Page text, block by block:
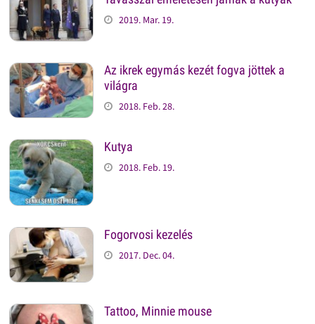
2019. Mar. 19.
Az ikrek egymás kezét fogva jöttek a
világra
2018. Feb. 28.
Kutya
2018. Feb. 19.
Fogorvosi kezelés
2017. Dec. 04.
Tattoo, Minnie mouse